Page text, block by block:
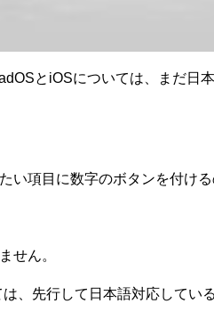
とiOSについては、まだ日
い項目に数字のボタンを付け
せん。
、先行して日本語対応してい